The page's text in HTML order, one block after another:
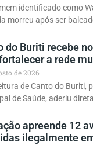
identificado como
morreu após ser
do Buriti recebe
a rede
de 2026
de Canto do Buriti,
de Saúde, aderiu
apreende 12
ilegalmente